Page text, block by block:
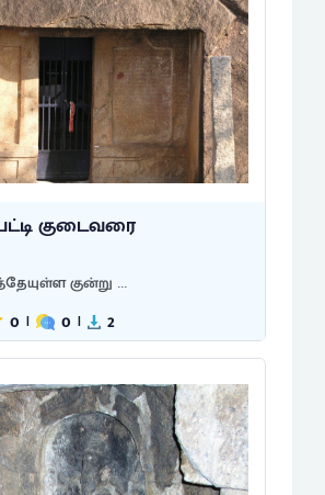
குடைவரை
குன்று ...
0 | 0 | 2